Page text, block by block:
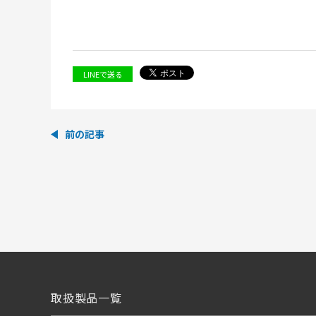
LINEで送る
前の記事
取扱製品一覧